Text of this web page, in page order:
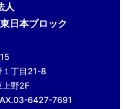
人
日本ブロック
１丁目21-8
上野2F
6427-7691